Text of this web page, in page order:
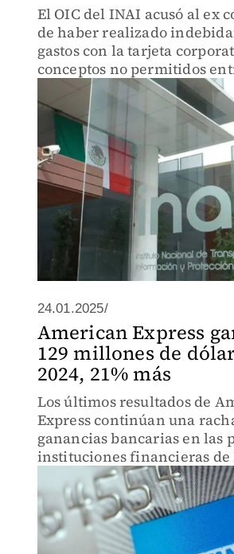
El OIC del INAI acusó al ex
de haber realizado
gastos con la tarjeta
conceptos no permitidos
24.01.2025/
American Express
129 millones de
2024, 21% más
Los últimos resultados de
Express continúan una
ganancias bancarias en las
instituciones financieras de